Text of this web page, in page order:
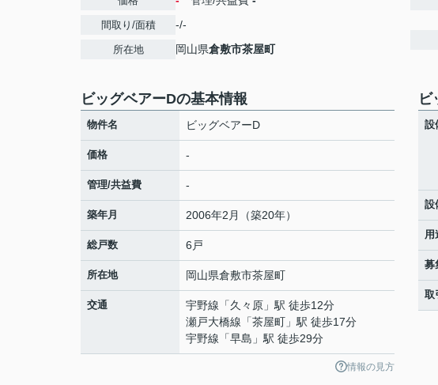
間取り/面積 -/-
所在地 岡山県倉敷市茶屋町
ビッグベアーDの基本情報
物件名 ビッグベアーD
価格 -
管理/共益費 -
築年月 2006年2月（築20年）
総戸数 6戸
所在地 岡山県倉敷市茶屋町
交通 宇野線 「久々原 」駅 徒歩12分
瀬戸大橋線 「茶屋町 」駅 徒歩17分
宇野線 「早島 」駅 徒歩29分
情報の見方
ビ
設
設
用
募
取